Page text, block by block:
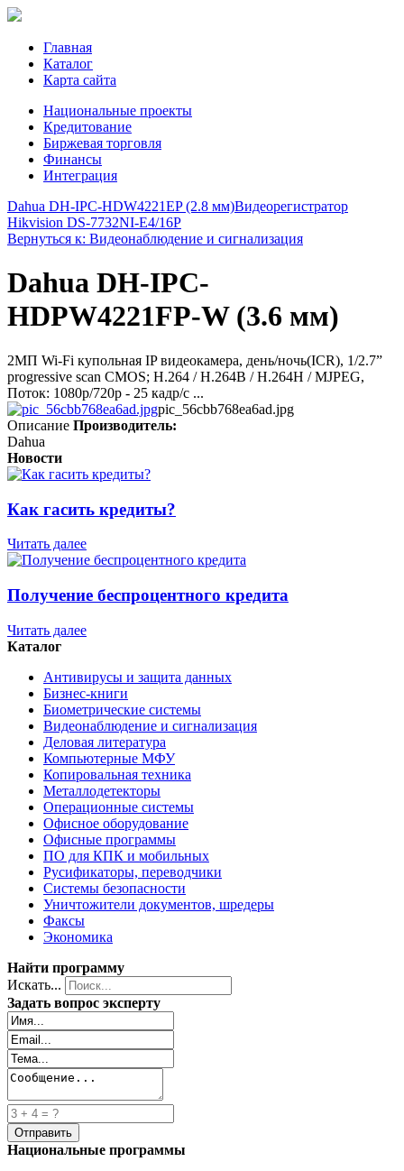
Главная
Каталог
Карта сайта
Национальные проекты
Кредитование
Биржевая торговля
Финансы
Интеграция
Dahua DH-IPC-HDW4221EP (2.8 мм)Видеорегистратор
Hikvision DS-7732NI-E4/16P
Вернуться к: Видеонаблюдение и сигнализация
Dahua DH-IPC-
HDPW4221FP-W (3.6 мм)
2МП Wi-Fi купольная IP видеокамера, день/ночь(ICR), 1/2.7”
progressive scan CMOS; H.264 / H.264B / H.264H / MJPEG,
Поток: 1080р/720p - 25 кадр/с ...
pic_56cbb768ea6ad.jpg
Описание Производитель:
Dahua
Новости
Как гасить кредиты?
Читать далее
Получение беспроцентного кредита
Читать далее
Каталог
Антивирусы и защита данных
Бизнес-книги
Биометрические системы
Видеонаблюдение и сигнализация
Деловая литература
Компьютерные МФУ
Копировальная техника
Металлодетекторы
Операционные системы
Офисное оборудование
Офисные программы
ПО для КПК и мобильных
Русификаторы, переводчики
Системы безопасности
Уничтожители документов, шредеры
Факсы
Экономика
Найти программу
Искать...
Задать вопрос эксперту
Национальные программы